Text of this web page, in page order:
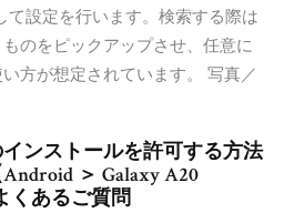
設定を行います。検索する際は
のをピックアップさせ、任意に
方が想定されています。 写真／
ンストールを許可する方法
＞ Galaxy A20
くあるご質問